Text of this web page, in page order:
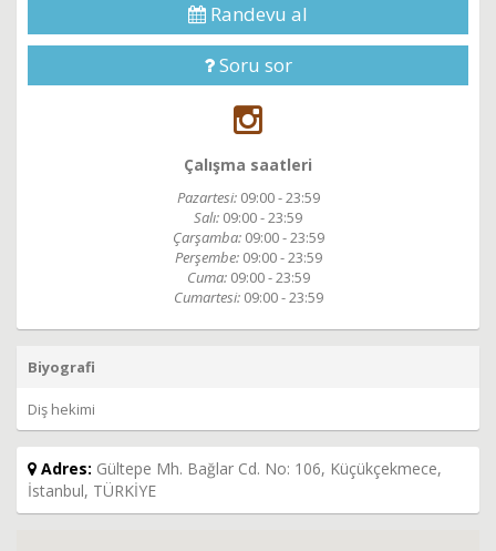
Randevu al
Soru sor
Çalışma saatleri
Pazartesi: 09:00 - 23:59
Salı: 09:00 - 23:59
Çarşamba: 09:00 - 23:59
Perşembe: 09:00 - 23:59
Cuma: 09:00 - 23:59
Cumartesi: 09:00 - 23:59
Biyografi
Diş hekimi
Adres: Gültepe Mh. Bağlar Cd. No: 106, Küçükçekmece,
İstanbul, TÜRKİYE